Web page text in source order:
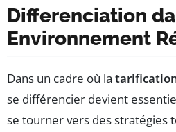
Differenciation
Environnement
Dans un cadre où la
se différencier devient
se tourner vers des stratégies